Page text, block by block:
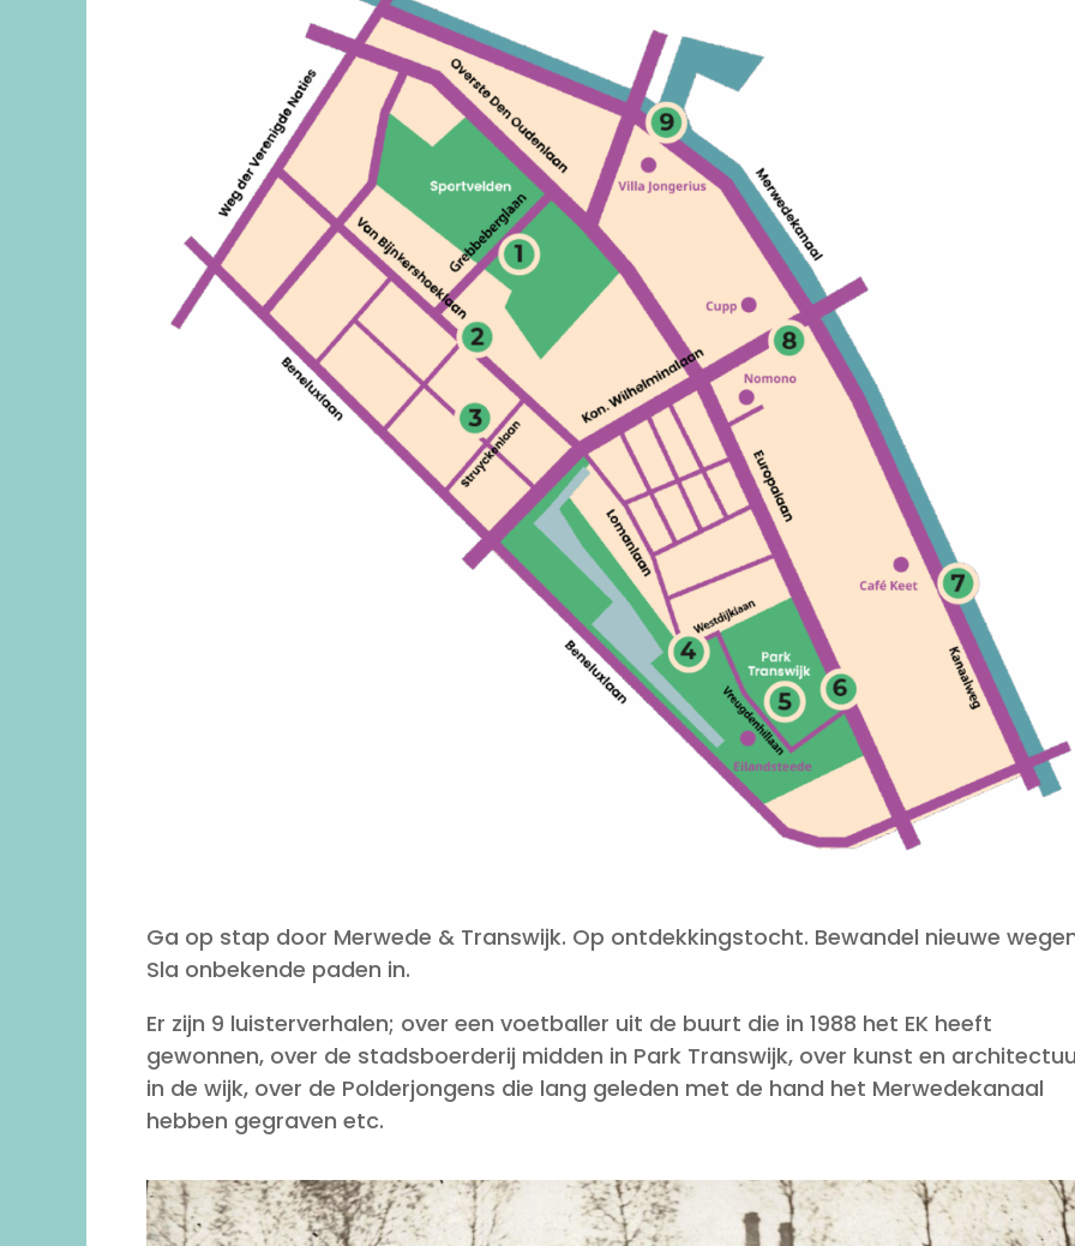
Ga op stap door Merwede & Transwijk. Op ontdekkingstocht. Bewandel nieuwe
Sla onbekende paden in.
Er zijn 9 luisterverhalen; over een voetballer uit de buurt die in 1988 het EK heeft
gewonnen, over de stadsboerderij midden in Park Transwijk, over kunst en
in de wijk, over de Polderjongens die lang geleden met de hand het Merwedekanaal
hebben gegraven etc.